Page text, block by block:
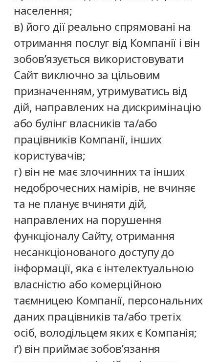
населення;
в) його дії реально спрямовані на
отримання послуг від Компанії і він
зобов’язується використовувати
Сайт виключно за цільовим
призначенням, утримуватись від
дій, направлених на дискримінацію
або булінг власників та/або
працівників Компанії, інших
користувачів;
г) він не має злочинних та інших
недоброчесних намірів, не вчиняє
та не планує вчиняти дій,
направлених на порушення
функціоналу Сайту, отримання
несанкціонованого доступу до
інформації, яка є інтелектуальною
власністю або комерційною
таємницею Компанії, персональних
даних працівників та/або третіх
осіб, володільцем яких є Компанія;
ґ) він приймає зобов’язання